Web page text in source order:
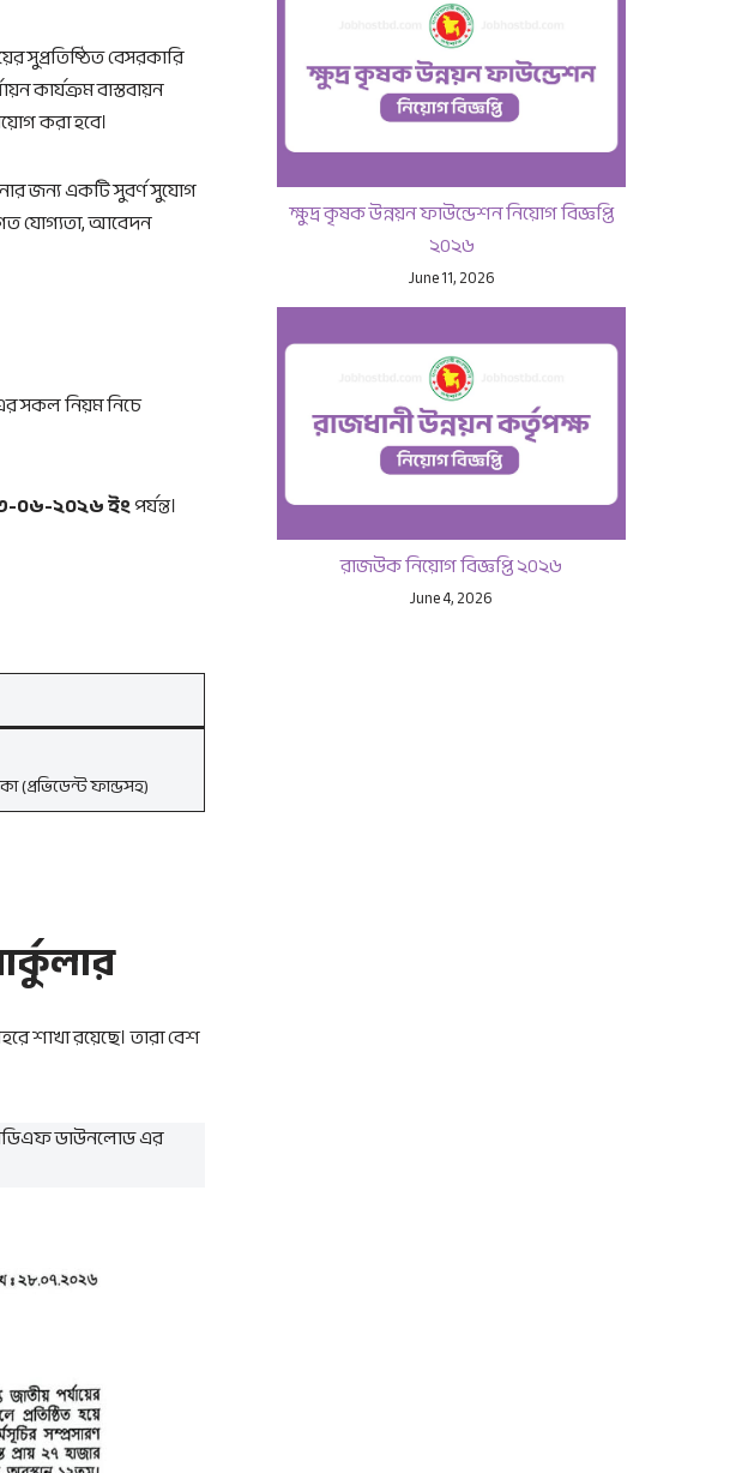
সুপ্রতিষ্ঠিত বেসরকারি
কার্যক্রম বাস্তবায়ন
করা হবে।
জন্য একটি সুবর্ণ সুযোগ
যোগ্যতা, আবেদন
সকল নিয়ম নিচে
০৬-২০২৬ ইংপর্যন্ত।
(প্রভিডেন্ট ফান্ডসহ)
শাখা রয়েছে। তারা বেশ
ডাউনলোড এর
ক্ষুদ্র কৃষক উন্নয়ন ফাউন্ডেশন নিয়োগ বিজ্ঞপ্তি
২০২৬
June 11, 2026
রাজউক নিয়োগ বিজ্ঞপ্তি ২০২৬
June 4, 2026